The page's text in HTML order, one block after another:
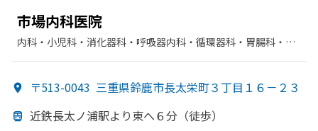
市場内科医院
内科・​小児科・​消化器科・​呼吸器内科・​循環器科・​胃腸科・​呼
〒513-0043 三重県鈴鹿市長太栄町３丁目１６－２３
近鉄長太ノ浦駅より東へ６分 （徒歩）